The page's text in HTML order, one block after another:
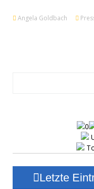
Angela Goldbach
Letzte